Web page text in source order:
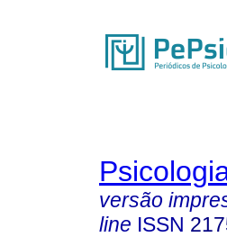
versão
line ISSN